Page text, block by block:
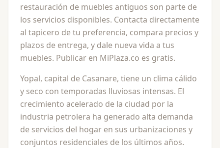
restauración de muebles antiguos son parte de
los servicios disponibles. Contacta directamente
al tapicero de tu preferencia, compara precios y
plazos de entrega, y dale nueva vida a tus
muebles. Publicar en MiPlaza.co es gratis.
Yopal, capital de Casanare, tiene un clima cálido
y seco con temporadas lluviosas intensas. El
crecimiento acelerado de la ciudad por la
industria petrolera ha generado alta demanda
de servicios del hogar en sus urbanizaciones y
conjuntos residenciales de los últimos años.